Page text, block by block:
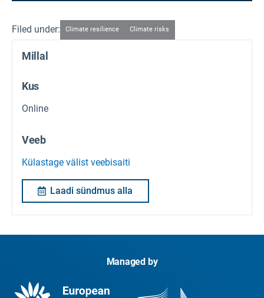
Filed under: Climate resilience Climate risks
Millal
Kus
Online
Veeb
Külastage välist veebisaiti
Laadi sündmus alla
Managed by